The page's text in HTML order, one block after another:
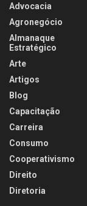
Advocacia
Agronegócio
Almanaque
Estratégico
Arte
Artigos
Blog
Capacitação
Carreira
Consumo
Cooperativismo
Direito
Diretoria